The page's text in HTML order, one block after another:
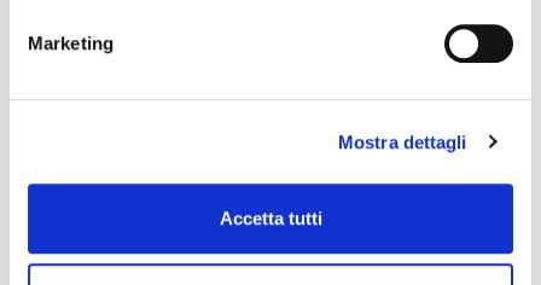
Marketing
Mostra dettagli
Accetta tutti